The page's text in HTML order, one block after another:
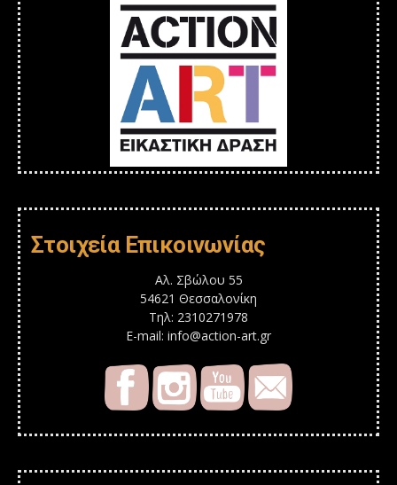
Στοιχεία Επικοινωνίας
Αλ. Σβώλου 55
54621 Θεσσαλονίκη
Τηλ: 2310271978
E-mail: info@action-art.gr